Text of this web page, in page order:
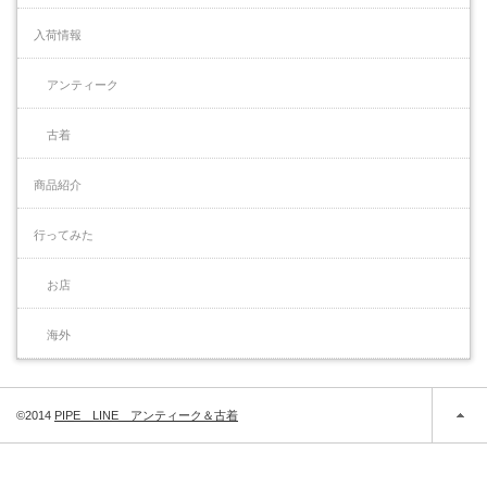
入荷情報
アンティーク
古着
商品紹介
行ってみた
お店
海外
©2014 PIPE LINE アンティーク＆古着